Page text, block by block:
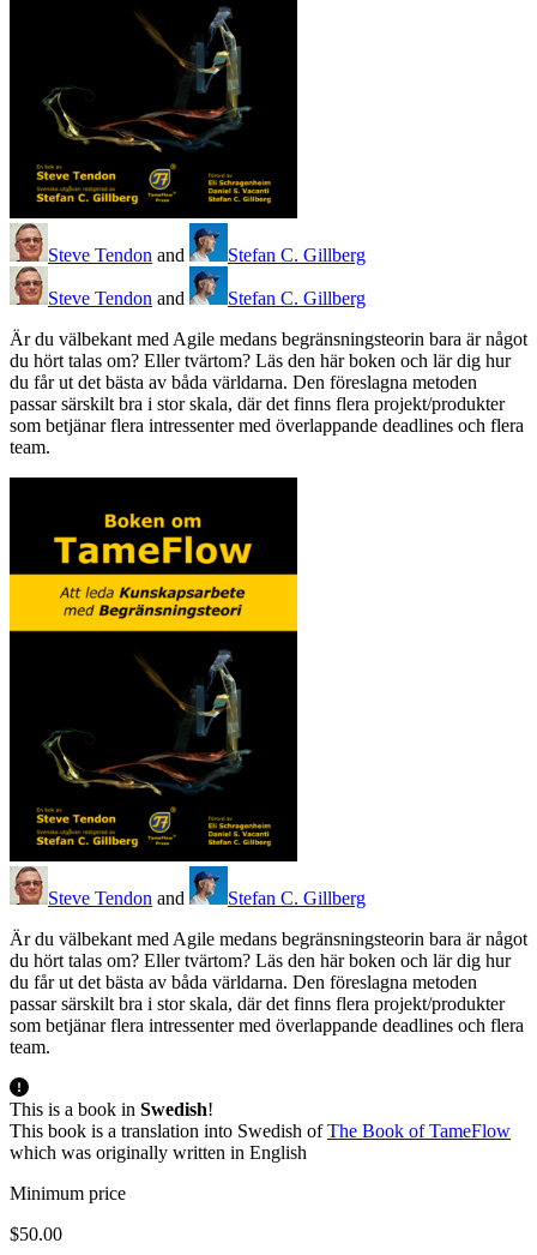
Steve Tendon and Stefan C. Gillberg
Steve Tendon and
Stefan C. Gillberg
Är du välbekant med Agile medans begränsningsteorin bara är något
du hört talas om? Eller tvärtom? Läs den här boken och lär dig hur
du får ut det bästa av båda världarna. Den föreslagna metoden
passar särskilt bra i stor skala, där det finns flera projekt/produkter
som betjänar flera intressenter med överlappande deadlines och flera
team.
Steve Tendon and
Stefan C. Gillberg
Är du välbekant med Agile medans begränsningsteorin bara är något
du hört talas om? Eller tvärtom? Läs den här boken och lär dig hur
du får ut det bästa av båda världarna. Den föreslagna metoden
passar särskilt bra i stor skala, där det finns flera projekt/produkter
som betjänar flera intressenter med överlappande deadlines och flera
team.
This is a book in Swedish!
This book is a translation into Swedish ofThe Book of TameFlow
which was originally written in English
Minimum price
$50.00